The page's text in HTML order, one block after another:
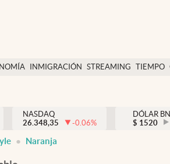
INMIGRACIÓN STREAMING TIEMPO
México
NASDAQ
26.348,35
-0.06%
DÓLAR
$ 1520
Naranja